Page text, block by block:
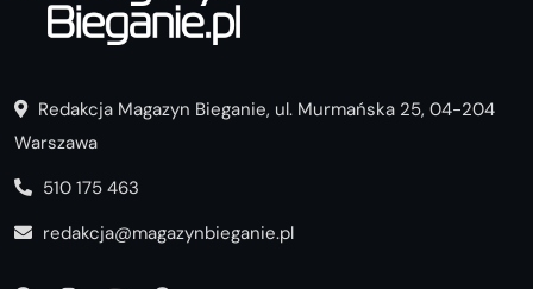
Redakcja Magazyn Bieganie, ul. Murmańska 25, 04-204
Warszawa
510 175 463
redakcja@magazynbieganie.pl